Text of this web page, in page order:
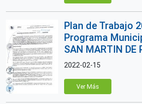
Plan de Trabajo
Programa
SAN MARTIN DE
2022-02-15
Ver Más